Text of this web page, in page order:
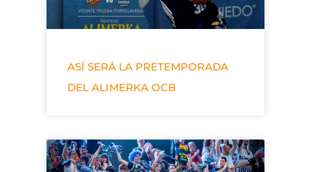
ASÍ SERÁ LA PRETEMPORADA
DEL ALIMERKA OCB